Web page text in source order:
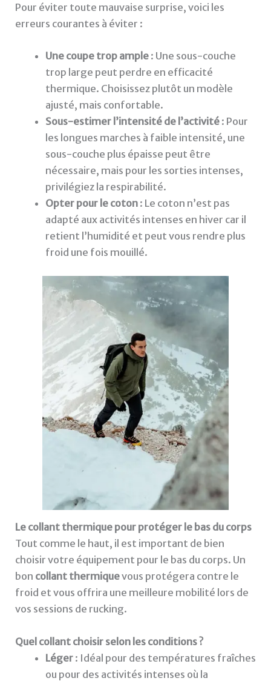
Pour éviter toute mauvaise surprise, voici les
erreurs courantes à éviter :
Une coupe trop ample: Une sous-couche
trop large peut perdre en efficacité
thermique. Choisissez plutôt un modèle
ajusté, mais confortable.
Sous-estimer l’intensité de l’activité: Pour
les longues marches à faible intensité, une
sous-couche plus épaisse peut être
nécessaire, mais pour les sorties intenses,
privilégiez la respirabilité.
Opter pour le coton: Le coton n’est pas
adapté aux activités intenses en hiver car il
retient l’humidité et peut vous rendre plus
froid une fois mouillé.
Le collant thermique pour protéger le bas du corps
Tout comme le haut, il est important de bien
choisir votre équipement pour le bas du corps. Un
bon collant thermiquevous protégera contre le
froid et vous offrira une meilleure mobilité lors de
vos sessions de rucking.
Quel collant choisir selon les conditions ?
Léger: Idéal pour des températures fraîches
ou pour des activités intenses où la